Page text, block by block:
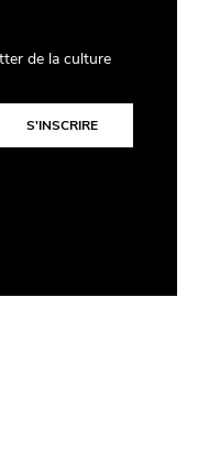
de la culture